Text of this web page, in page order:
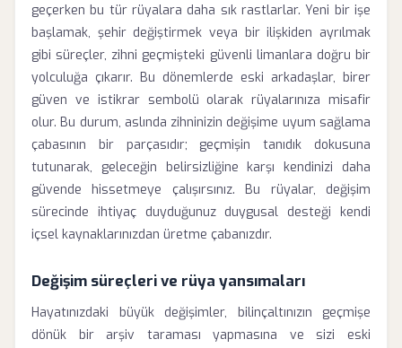
geçerken bu tür rüyalara daha sık rastlarlar. Yeni bir işe
başlamak, şehir değiştirmek veya bir ilişkiden ayrılmak
gibi süreçler, zihni geçmişteki güvenli limanlara doğru bir
yolculuğa çıkarır. Bu dönemlerde eski arkadaşlar, birer
güven ve istikrar sembolü olarak rüyalarınıza misafir
olur. Bu durum, aslında zihninizin değişime uyum sağlama
çabasının bir parçasıdır; geçmişin tanıdık dokusuna
tutunarak, geleceğin belirsizliğine karşı kendinizi daha
güvende hissetmeye çalışırsınız. Bu rüyalar, değişim
sürecinde ihtiyaç duyduğunuz duygusal desteği kendi
içsel kaynaklarınızdan üretme çabanızdır.
Değişim süreçleri ve rüya yansımaları
Hayatınızdaki büyük değişimler, bilinçaltınızın geçmişe
dönük bir arşiv taraması yapmasına ve sizi eski